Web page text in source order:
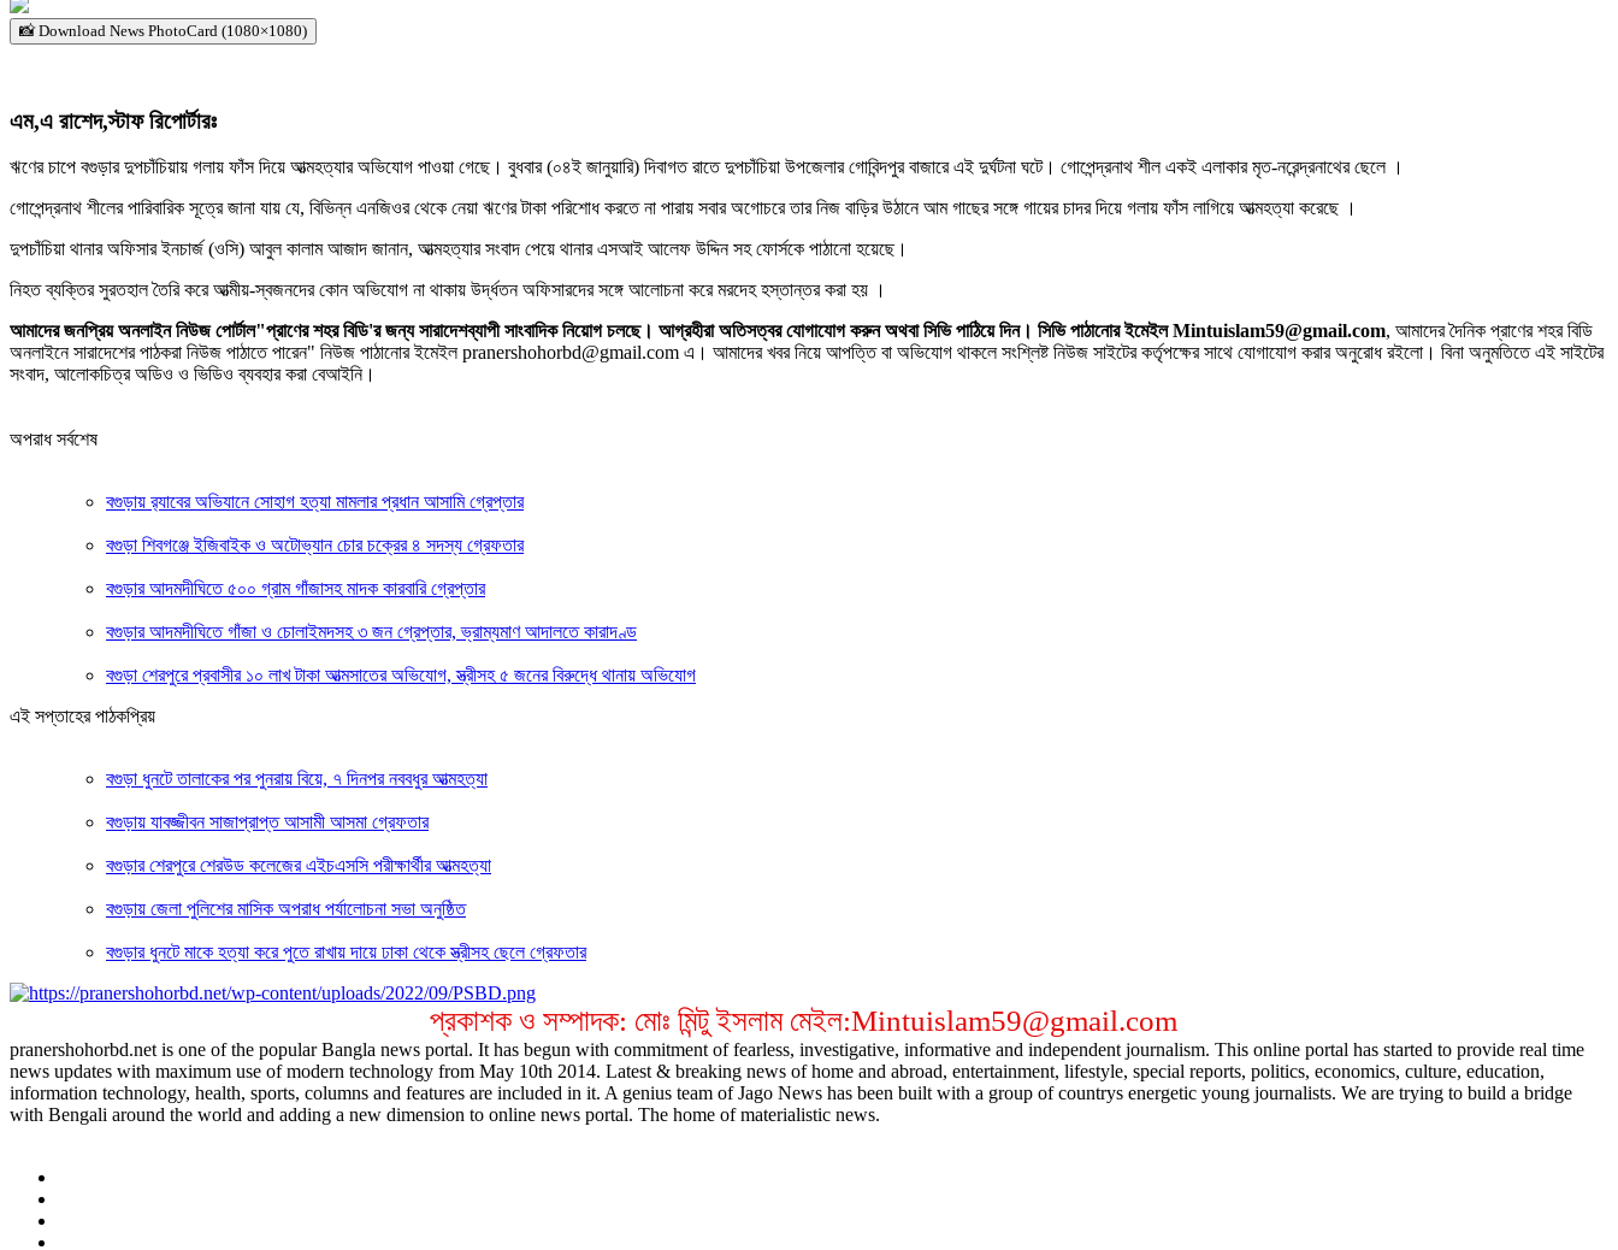
📸 Download News PhotoCard (1080×1080)
এম,এ রাশেদ,স্টাফ রিপোর্টারঃ
ঋণের চাপে বগুড়ার দুপচাঁচিয়ায় গলায় ফাঁস দিয়ে আত্মহত্যার অভিযোগ পাওয়া গেছে। বুধবার (০৪ই জানুয়ারি) দিবাগত রাতে দুপচাঁচিয়া উপজেলার গোবিন্দপুর বাজারে এই দুর্ঘটনা ঘটে। গোপেন্দ্রনাথ শীল একই এলাকার মৃত-নরেন্দ্রনাথের ছেলে ।
গোপেন্দ্রনাথ শীলের পারিবারিক সূত্রে জানা যায় যে, বিভিন্ন এনজিওর থেকে নেয়া ঋণের টাকা পরিশোধ করতে না পারায় সবার অগোচরে তার নিজ বাড়ির উঠানে আম গাছের সঙ্গে গায়ের চাদর দিয়ে গলায় ফাঁস লাগিয়ে আত্মহত্যা করেছে ।
দুপচাঁচিয়া থানার অফিসার ইনচার্জ (ওসি) আবুল কালাম আজাদ জানান, আত্মহত্যার সংবাদ পেয়ে থানার এসআই আলেফ উদ্দিন সহ ফোর্সকে পাঠানো হয়েছে।
নিহত ব্যক্তির সুরতহাল তৈরি করে আত্মীয়-স্বজনদের কোন অভিযোগ না থাকায় উর্দ্ধতন অফিসারদের সঙ্গে আলোচনা করে মরদেহ হস্তান্তর করা হয় ।
আমাদের জনপ্রিয় অনলাইন নিউজ পোর্টাল"প্রাণের শহর বিডি'র জন্য সারাদেশব্যাপী সাংবাদিক নিয়োগ চলছে। আগ্রহীরা অতিসত্বর যোগাযোগ করুন অথবা সিভি পাঠিয়ে দিন। সিভি পাঠানোর ইমেইল Mintuislam59@gmail.com, আমাদের দৈনিক প্রাণের শহর বিডি
অনলাইনে সারাদেশের পাঠকরা নিউজ পাঠাতে পারেন" নিউজ পাঠানোর ইমেইল pranershohorbd@gmail.com এ। আমাদের খবর নিয়ে আপত্তি বা অভিযোগ থাকলে সংশ্লিষ্ট নিউজ সাইটের কর্তৃপক্ষের সাথে যোগাযোগ করার অনুরোধ রইলো। বিনা অনুমতিতে এই সাইটের
সংবাদ, আলোকচিত্র অডিও ও ভিডিও ব্যবহার করা বেআইনি।
অপরাধ সর্বশেষ
‎বগুড়ায় র‍্যাবের অভিযানে সোহাগ হত্যা মামলার প্রধান আসামি গ্রেপ্তার
বগুড়া শিবগঞ্জে ইজিবাইক ও অটোভ্যান চোর চক্রের ৪ সদস্য গ্রেফতার
বগুড়ার আদমদীঘিতে ৫০০ গ্রাম গাঁজাসহ মাদক কারবারি গ্রেপ্তার
বগুড়ার আদমদীঘিতে গাঁজা ও চোলাইমদসহ ৩ জন গ্রেপ্তার, ভ্রাম্যমাণ আদালতে কারাদণ্ড
বগুড়া শেরপুরে প্রবাসীর ১০ লাখ টাকা আত্মসাতের অভিযোগ, স্ত্রীসহ ৫ জনের বিরুদ্ধে থানায় অভিযোগ
এই সপ্তাহের পাঠকপ্রিয়
বগুড়া ধুনটে তালাকের পর পুনরায় বিয়ে, ৭ দিনপর নববধুর আত্মহত্যা
বগুড়ায় যাবজ্জীবন সাজাপ্রাপ্ত আসামী আসমা গ্রেফতার
বগুড়ার শেরপুরে শেরউড কলেজের এইচএসসি পরীক্ষার্থীর আত্মহত্যা
বগুড়ায় জেলা পুলিশের মাসিক অপরাধ পর্যালোচনা সভা অনুষ্ঠিত
বগুড়ার ধুনটে মাকে হত্যা করে পুতে রাখায় দায়ে ঢাকা থেকে স্ত্রীসহ ছেলে গ্রেফতার
প্রকাশক ও সম্পাদক: মোঃ মিন্টু ইসলাম মেইল:Mintuislam59@gmail.com
pranershohorbd.net is one of the popular Bangla news portal. It has begun with commitment of fearless, investigative, informative and independent journalism. This online portal has started to provide real time
news updates with maximum use of modern technology from May 10th 2014. Latest & breaking news of home and abroad, entertainment, lifestyle, special reports, politics, economics, culture, education,
information technology, health, sports, columns and features are included in it. A genius team of Jago News has been built with a group of countrys energetic young journalists. We are trying to build a bridge
with Bengali around the world and adding a new dimension to online news portal. The home of materialistic news.